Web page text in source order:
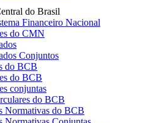
do Brasil
Financeiro Nacional
do CMN
Conjuntos
do BCB
do BCB
conjuntas
do BCB
Normativas do BCB